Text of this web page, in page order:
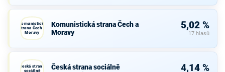
Komunistická
strana Čech a
Moravy
Komunistická strana Čech a
Moravy
5,02 %
17 hlasů
Česká strana
sociálně
Česká strana sociálně
4,14 %